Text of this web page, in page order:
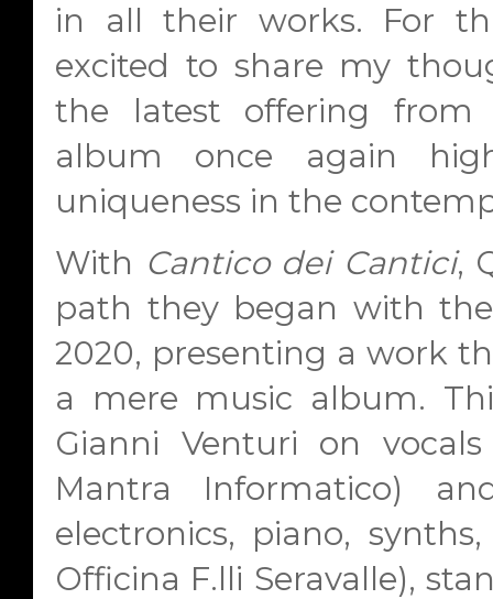
in all their works. For
excited to share my
the latest offering from
album once again
uniqueness in the
With Cantico dei Cantici,
path they began with
2020, presenting a work
a mere music album.
Gianni Venturi on
Mantra Informatico)
electronics, piano,
Officina F.lli Seravalle),